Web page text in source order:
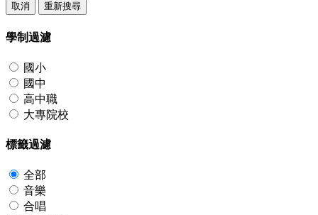
取消 重新搜尋
學制過濾
國小
國中
高中職
大專院校
標籤過濾
全部
音樂
合唱